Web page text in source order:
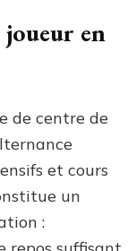
en
de centre de
et cours
un
: